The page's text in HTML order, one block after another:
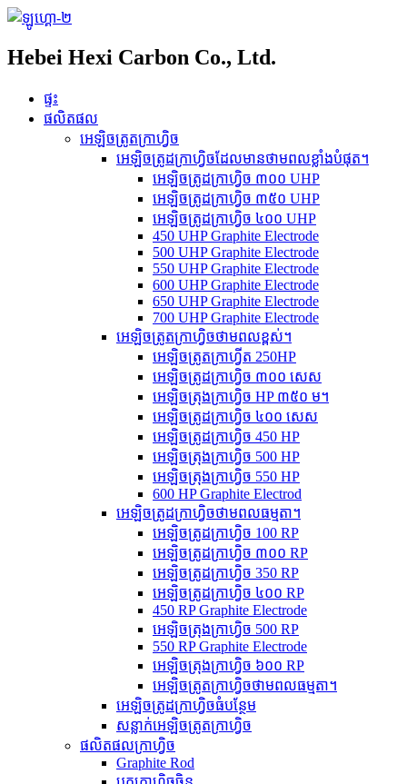
Hebei Hexi Carbon Co., Ltd.
ផ្ទះ
ផលិតផល
អេឡិចត្រូតក្រាហ្វិច
អេឡិចត្រូដក្រាហ្វិចដែលមានថាមពលខ្លាំងបំផុត។
អេឡិចត្រូដក្រាហ្វិច ៣០០ UHP
អេឡិចត្រូដក្រាហ្វិច ៣៥០ UHP
អេឡិចត្រូដក្រាហ្វិច ៤០០ UHP
450 UHP Graphite Electrode
500 UHP Graphite Electrode
550 UHP Graphite Electrode
600 UHP Graphite Electrode
650 UHP Graphite Electrode
700 UHP Graphite Electrode
អេឡិចត្រូតក្រាហ្វិចថាមពលខ្ពស់។
អេឡិចត្រូតក្រាហ្វីត 250HP
អេឡិចត្រូដក្រាហ្វិច ៣០០ សេស
អេឡិចត្រុងក្រាហ្វិច HP ៣៥០ ម។
អេឡិចត្រូដក្រាហ្វិច ៤០០ សេស
អេឡិចត្រូដក្រាហ្វិច 450 HP
អេឡិចត្រុងក្រាហ្វិច 500 HP
អេឡិចត្រុងក្រាហ្វិច 550 HP
600 HP Graphite Electrod
អេឡិចត្រូដក្រាហ្វិចថាមពលធម្មតា។
អេឡិចត្រូដក្រាហ្វិច 100 RP
អេឡិចត្រូដក្រាហ្វិច ៣០០ RP
អេឡិចត្រូដក្រាហ្វិច 350 RP
អេឡិចត្រូដក្រាហ្វិច ៤០០ RP
450 RP Graphite Electrode
អេឡិចត្រុងក្រាហ្វិច 500 RP
550 RP Graphite Electrode
អេឡិចត្រុងក្រាហ្វិច ៦០០ RP
អេឡិចត្រូតក្រាហ្វិចថាមពលធម្មតា។
អេឡិចត្រូដក្រាហ្វិចធំបន្ថែម
សន្លាក់អេឡិចត្រូតក្រាហ្វិច
ផលិតផលក្រាហ្វិច
Graphite Rod